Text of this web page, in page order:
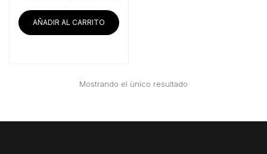
AÑADIR AL CARRITO
Mostrando el único resultado